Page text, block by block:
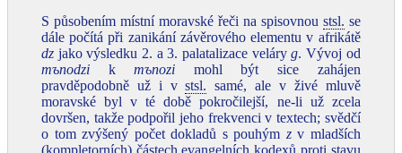
S působením místní moravské řeči na spisovnou stsl. se
dále počítá při zanikání závěrového elementu v afrikátě
dz jako výsledku 2. a 3. palatalizace veláryg. Vývoj od
mъnodzi kmъnozi mohl být sice zahájen
pravděpodobně už i vstsl. samé, ale v živé mluvě
moravské byl v té době pokročilejší, ne‑li už zcela
dovršen, takže podpořil jeho frekvenci v textech; svědčí
o tom zvýšený počet dokladů s pouhým zv mladších